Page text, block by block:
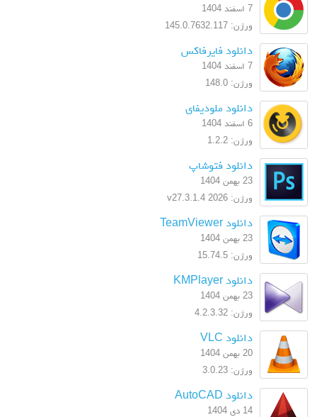
7 اسفند 1404
ورژن: 145.0.7632.117
دانلود فایرفاکس
7 اسفند 1404
ورژن: 148.0
دانلود ملودیفای
6 اسفند 1404
ورژن: 1.2.2
دانلود فتوشاپ
23 بهمن 1404
ورژن: 2026 v27.3.1.4
دانلود TeamViewer
23 بهمن 1404
ورژن: 15.74.5
دانلود KMPlayer
23 بهمن 1404
ورژن: 4.2.3.32
دانلود VLC
20 بهمن 1404
ورژن: 3.0.23
دانلود AutoCAD
14 دی 1404